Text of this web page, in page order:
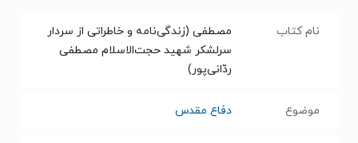
نام کتاب
مصطفی (زندگی‌نامه و خاطراتی از سردار
سرلشکر شهید حجت‌الاسلام مصطفی
ردّانی‌پور)
موضوع دفاع مقدس